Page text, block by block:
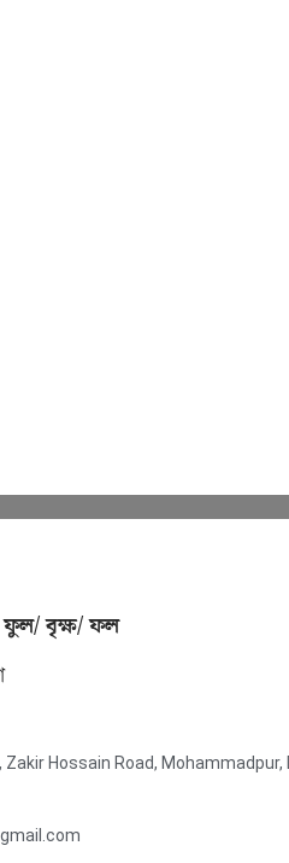
ফুল/ বৃক্ষ/ ফল
Zakir Hossain Road,